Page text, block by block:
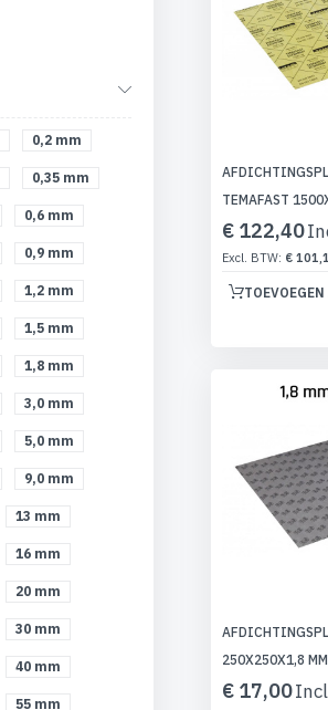
TEMAFAST
€ 122,40
€
250X250X1,8 MM
€ 17,00
0,2 mm
0,35 mm
0,6 mm
0,9 mm
1,2 mm
1,5 mm
1,8 mm
3,0 mm
5,0 mm
9,0 mm
13 mm
16 mm
20 mm
30 mm
40 mm
55 mm